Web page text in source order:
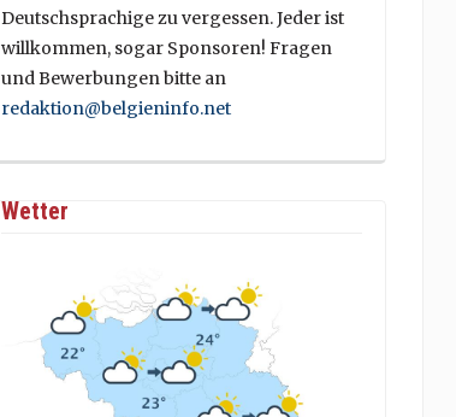
Deutschsprachige zu vergessen. Jeder ist
willkommen, sogar Sponsoren! Fragen
und Bewerbungen bitte an
redaktion@belgieninfo.net
Wetter